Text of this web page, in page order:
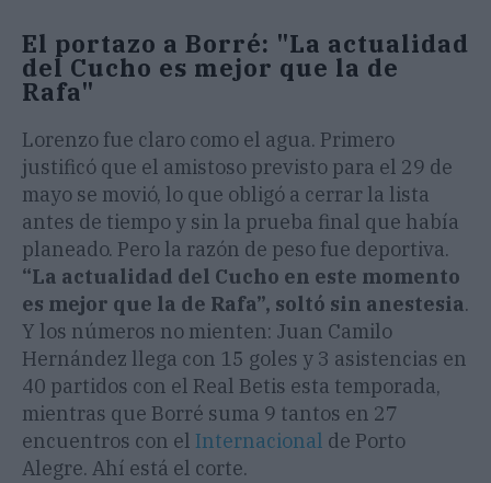
El portazo a Borré: "La actualidad
del Cucho es mejor que la de
Rafa"
Lorenzo fue claro como el agua. Primero
justificó que el amistoso previsto para el 29 de
mayo se movió, lo que obligó a cerrar la lista
antes de tiempo y sin la prueba final que había
planeado. Pero la razón de peso fue deportiva.
“La actualidad del Cucho en este momento
es mejor que la de Rafa”, soltó sin anestesia.
Y los números no mienten: Juan Camilo
Hernández llega con 15 goles y 3 asistencias en
40 partidos con el Real Betis esta temporada,
mientras que Borré suma 9 tantos en 27
encuentros con el Internacional de Porto
Alegre. Ahí está el corte.